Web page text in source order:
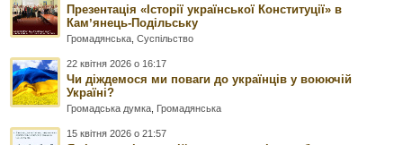
Презентація «Історії української Конституції» в
Камʼянець-Подільську
Громадянська ,Суспільство
22 квітня 2026 о 16:17
Чи діждемося ми поваги до українців у воюючій
Україні?
Громадська думка Громадянська
15 квітня 2026 о 21:57